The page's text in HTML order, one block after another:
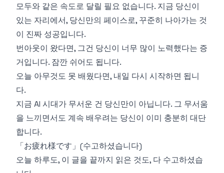
모두와 같은 속도로 달릴 필요 없습니다. 지금 당신이
있는 자리에서, 당신만의 페이스로, 꾸준히 나아가는 것
이 진짜 성공입니다.
번아웃이 왔다면, 그건 당신이 너무 많이 노력했다는 증
거입니다. 잠깐 쉬어도 됩니다.
오늘 아무것도 못 배웠다면, 내일 다시 시작하면 됩니
다.
지금 AI 시대가 무서운 건 당신만이 아닙니다. 그 무서움
을 느끼면서도 계속 배우려는 당신이 이미 충분히 대단
합니다.
「お疲れ様です」(수고하셨습니다)
오늘 하루도, 이 글을 끝까지 읽은 것도, 다 수고하셨습